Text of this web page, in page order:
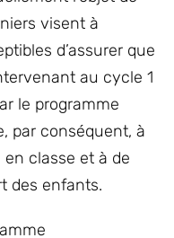
visent à
d’assurer que
au cycle 1
le programme
par conséquent, à
classe et à de
des enfants.